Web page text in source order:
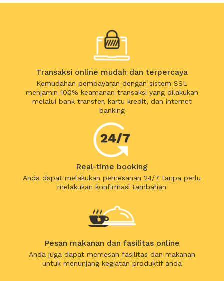
Transaksi online mudah dan terpercaya
Kemudahan pembayaran dengan sistem SSL
menjamin 100% keamanan transaksi yang dilakukan
melalui bank transfer, kartu kredit, dan internet
banking
Real-time booking
Anda dapat melakukan pemesanan 24/7 tanpa perlu
melakukan konfirmasi tambahan
Pesan makanan dan fasilitas online
Anda juga dapat memesan fasilitas dan makanan
untuk menunjang kegiatan produktif anda